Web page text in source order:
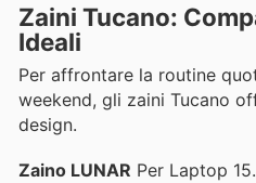
Zaini Tucano:
Ideali
Per affrontare la routine
weekend, gli zaini Tucano
design.
Zaino LUNAR Per Laptop